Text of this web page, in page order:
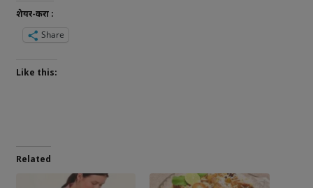
शेयर-करा :
Share
Like this:
Related